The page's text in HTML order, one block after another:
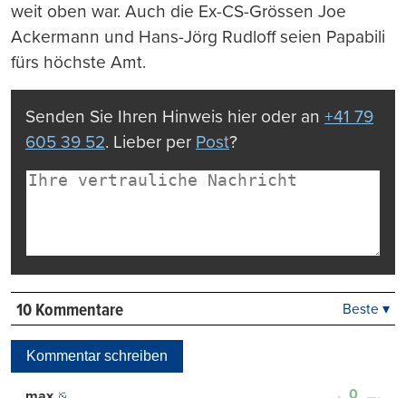
weit oben war. Auch die Ex-CS-Grössen Joe
Ackermann und Hans-Jörg Rudloff seien Papabili
fürs höchste Amt.
Senden Sie Ihren Hinweis hier oder an +41 79
605 39 52. Lieber per Post?
10 Kommentare Beste ▾
Kommentar schreiben